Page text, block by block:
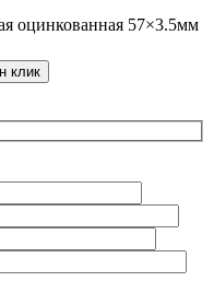
оцинкованная 57×3.5мм
клик